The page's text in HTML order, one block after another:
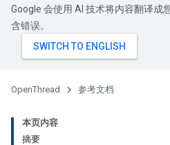
Google 会使用 AI 技术将内容翻译成
含错误。
OpenThread 参考文档
本页内容
摘要